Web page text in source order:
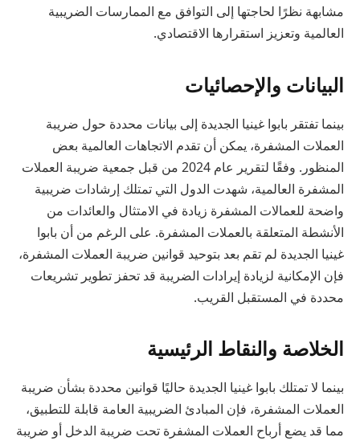
مشابهة نظرًا لحاجتها إلى التوافق مع الممارسات الضريبية
العالمية وتعزيز استقرارها الاقتصادي.
البيانات والإحصائيات
بينما تفتقر بابوا غينيا الجديدة إلى بيانات محددة حول ضريبة
العملات المشفرة، يمكن أن تقدم الاتجاهات العالمية بعض
المنظور. وفقًا لتقرير عام 2024 من قبل جمعية ضريبة العملات
المشفرة العالمية، شهدت الدول التي تمتلك إرشادات ضريبية
واضحة للعمالات المشفرة زيادة في الامتثال والعائدات من
الأنشطة المتعلقة بالعملات المشفرة. على الرغم من أن بابوا
غينيا الجديدة لم تقم بعد بتوحيد قوانين ضريبة العملات المشفرة،
فإن الإمكانية لزيادة إيرادات الضريبة قد تحفز تطوير تشريعات
محددة في المستقبل القريب.
الخلاصة والنقاط الرئيسية
بينما لا تمتلك بابوا غينيا الجديدة حاليًا قوانين محددة بشأن ضريبة
العملات المشفرة، فإن المبادئ الضريبية العامة قابلة للتطبيق،
مما قد يضع أرباح العملات المشفرة تحت ضريبة الدخل أو ضريبة